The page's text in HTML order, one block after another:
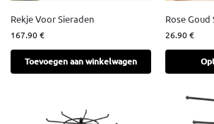
Rekje Voor Sieraden
167.90€
Toevoegen aan winkelwagen
Rose
26.90€